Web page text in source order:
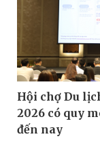
Hội chợ Du
2026 có quy
đến nay